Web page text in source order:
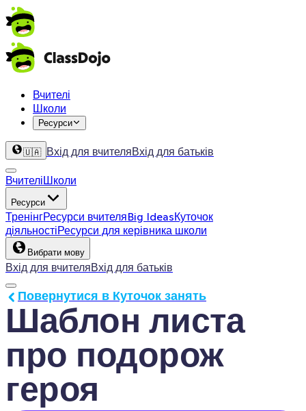
Вчителі
Школи
Ресурси
🇺🇦 Вхід для вчителяВхід для батьків
ВчителіШколи
Ресурси
ТренінгРесурси вчителяBig IdeasКуточок
діяльностіРесурси для керівника школи
Вибрати мову
Вхід для вчителяВхід для батьків
Шаблон листа
про подорож
героя
Повернутися в Куточок занять